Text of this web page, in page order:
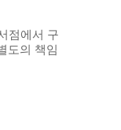
점에서 구
도의 책임